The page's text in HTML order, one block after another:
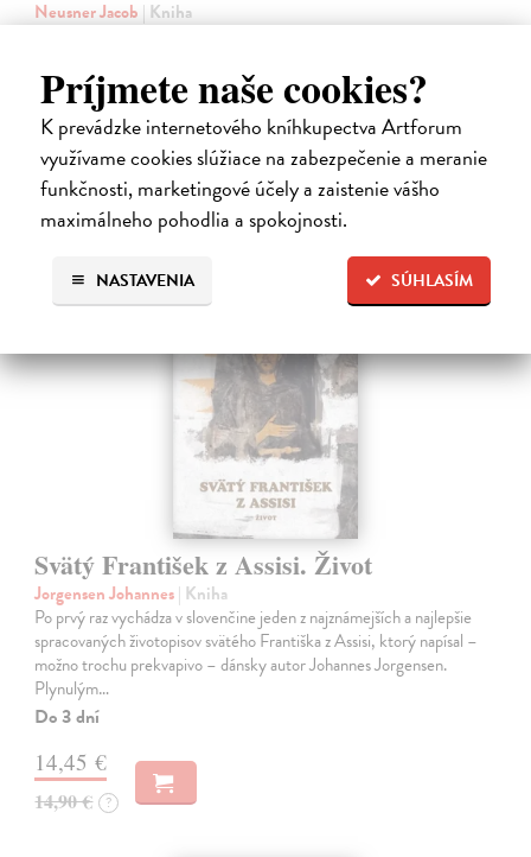
Príjmete naše cookies?
K prevádzke internetového kníhkupectva Artforum
využívame cookies slúžiace na zabezpečenie a meranie
funkčnosti, marketingové účely a zaistenie vášho
maximálneho pohodlia a spokojnosti.
SÚHLASÍM
NASTAVENIA
Neusner Jacob | Kniha
učiteľa a porovnáva jeho učenie s tým, čo hovorí židovská Tóra.
Na sklade
12,60 €
14,00 € ?
Svätý František z Assisi. Život
Jorgensen Johannes| Kniha
Po prvý raz vychádza v slovenčine jeden z najznámejších a najlepšie
spracovaných životopisov svätého Františka z Assisi, ktorý napísal –
možno trochu prekvapivo – dánsky autor Johannes Jorgensen.
Plynulým…
Do 3 dní
14,45 €
14,90 € ?